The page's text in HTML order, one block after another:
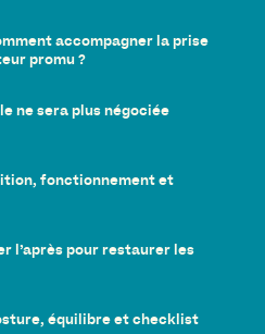
accompagner la prise
promu ?
ne sera plus négociée
fonctionnement et
l’après pour restaurer les
équilibre et checklist